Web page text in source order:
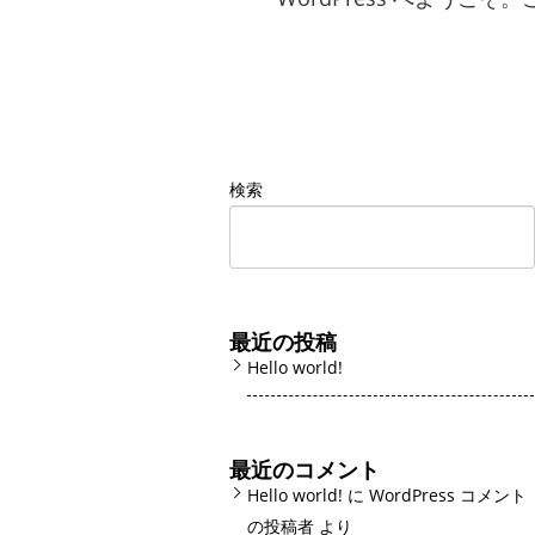
検索
最近の投稿
Hello world!
最近のコメント
Hello world! に WordPress コメント
の投稿者 より